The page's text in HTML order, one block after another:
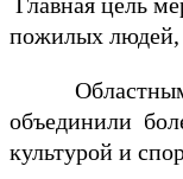
пожилых людей,
Областным
объединили
культурой и